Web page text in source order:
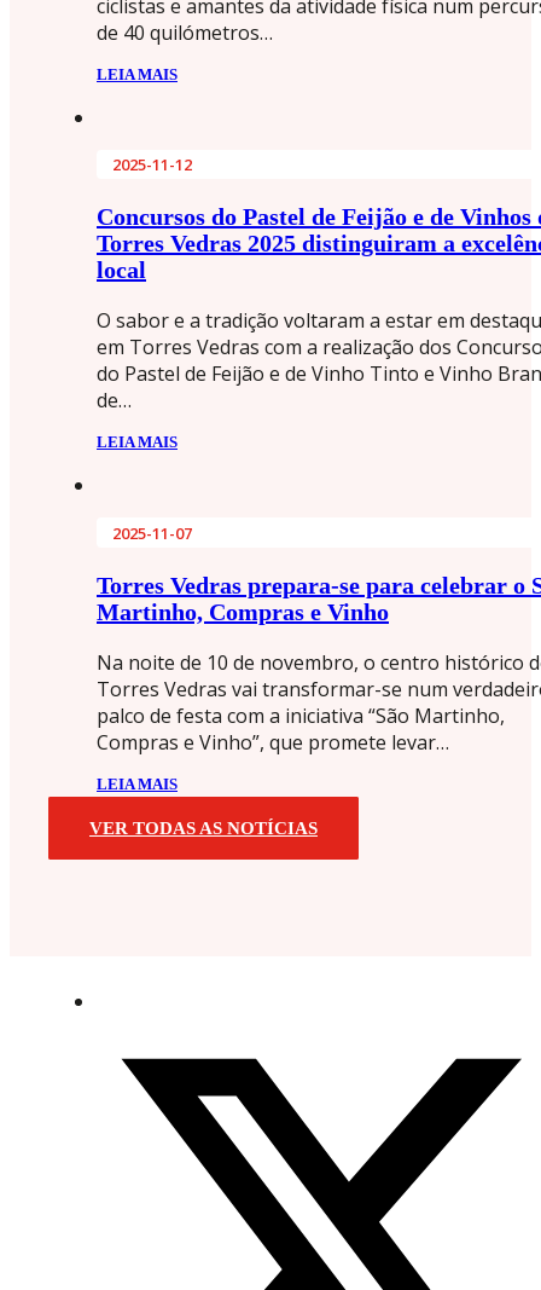
ciclistas e amantes da atividade física num
de 40 quilómetros…
LEIA MAIS
2025-11-12
Concursos do Pastel de Feijão e de Vinhos
Torres Vedras 2025 distinguiram a
local
O sabor e a tradição voltaram a estar em
em Torres Vedras com a realização dos
do Pastel de Feijão e de Vinho Tinto e Vinho
de…
LEIA MAIS
2025-11-07
Torres Vedras prepara-se para celebrar o
Martinho, Compras e Vinho
Na noite de 10 de novembro, o centro histórico
Torres Vedras vai transformar-se num
palco de festa com a iniciativa “São Martinho,
Compras e Vinho”, que promete levar…
LEIA MAIS
VER TODAS AS NOTÍCIAS